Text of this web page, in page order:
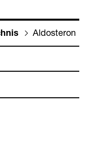
Aldos­te­ron